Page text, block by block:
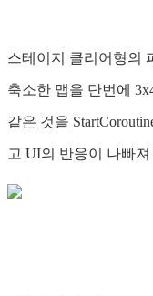
스테이지 클리어형의
축소한 맵을 단번에
같은 것을
고 UI의 반응이 나빠